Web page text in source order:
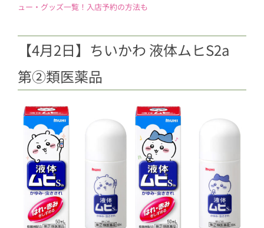
ュー・グッズ一覧！入店予約の方法も
【4月2日】ちいかわ 液体ムヒS2a
第②類医薬品